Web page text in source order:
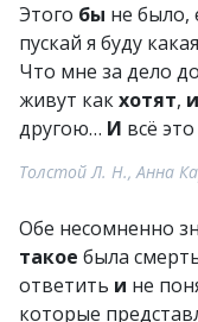
Этого бы не было,
пускай я буду
Что мне зa дело
живут какхотят, и
другою… И всё
Толстой Л. Н., Анна
Обе несомненно
такое была
ответить и не
которые